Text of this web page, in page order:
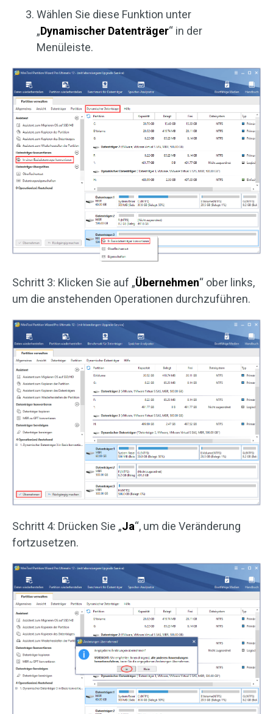
Wählen Sie diese Funktion unter
„Dynamischer Datenträger“ in der
Menüleiste.
Schritt 3: Klicken Sie auf „Übernehmen“ ober links,
um die anstehenden Operationen durchzuführen.
Schritt 4: Drücken Sie „Ja“, um die Veränderung
fortzusetzen.